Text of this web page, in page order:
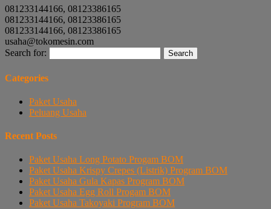
081233144166, 08123386165
081233144166, 08123386165
081233144166, 08123386165
usaha@tokomesin.com
Search for:
Categories
Paket Usaha
Peluang Usaha
Recent Posts
Paket Usaha Long Potato Progam BOM
Paket Usaha Krispy Crepes (Listrik) Program BOM
Paket Usaha Gula Kapas Program BOM
Paket Usaha Egg Roll Progam BOM
Paket Usaha Takoyaki Program BOM